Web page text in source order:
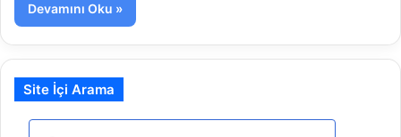
Devamını Oku »
Site İçi Arama